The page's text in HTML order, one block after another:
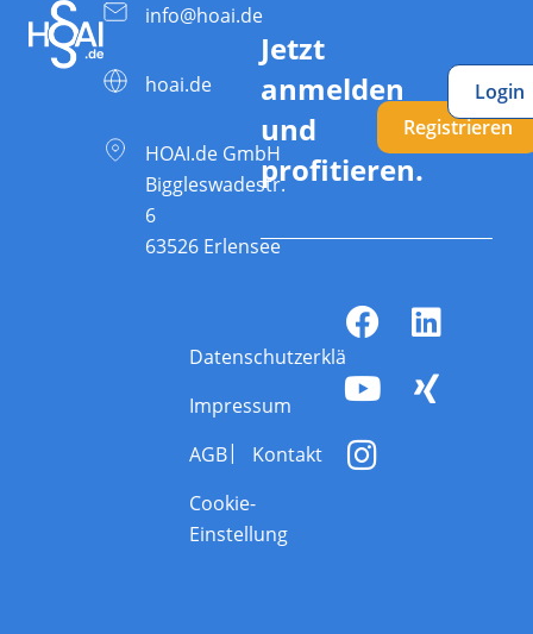
info@hoai.de
hoai.de
HOAI.de GmbH
Biggleswadestr.
6
63526 Erlensee
Jetzt
anmelden
und
profitieren.
Registrieren
Login
Datenschutzerklärung
Impressum
AGB
Kontakt
Cookie-
Einstellung